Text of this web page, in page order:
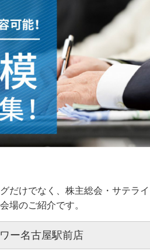
だけでなく、株主総会・サテラ
場のご紹介です。
ー名古屋駅前店